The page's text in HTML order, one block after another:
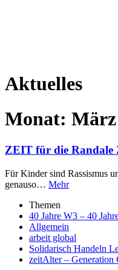
Aktuelles
Monat: März
ZEIT für die Randale
Für Kinder sind Rassismus
genauso… Mehr
Themen
40 Jahre W3 – 40
Allgemein
arbeit global
Solidarisch Handeln
zeitAlter – Generation